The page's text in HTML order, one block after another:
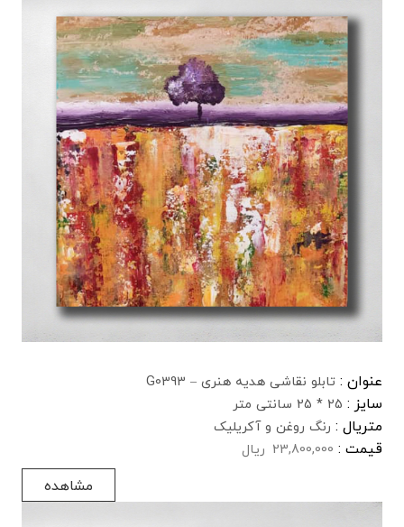
عنوان : تابلو نقاشی هدیه هنری – G0393
سایز : 25 * 25 سانتی متر
متریال : رنگ روغن و آکریلیک
قیمت : 23,800,000 ریال
مشاهده